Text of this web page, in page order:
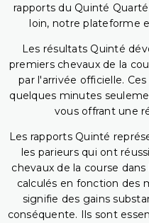
rapports du Quinté
loin, notre plateforme
Les résultats Quinté
premiers chevaux de la
par l'arrivée officielle.
quelques minutes
vous offrant une
Les rapports Quinté
les parieurs qui ont
chevaux de la course
calculés en fonction des
signifie des gains
conséquente. Ils sont